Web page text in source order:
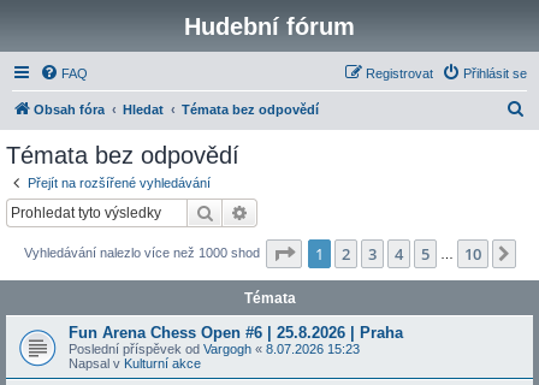
Hudební fórum
FAQ Přihlásit se
Registrovat
Obsah fóra Hledat Témata bez odpovědí
Témata bez odpovědí
Přejít na rozšířené vyhledávání
Hledat
Vyhledávání nalezlo více než 1000 shod Stránka z 10
1 2 3 4 5 10
Témata
Fun Arena Chess Open #6 | 25.8.2026 | Praha
Poslední příspěvek od Vargogh « 8.07.2026 15:23
Napsal v Kulturní akce